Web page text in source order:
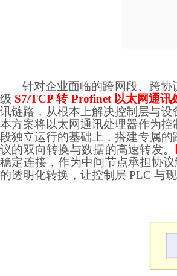
针对企业面临的跨网段、跨
级 S7/TCP 转 Profinet 以太网通讯
讯链路，从根本上解决控制层与设
本方案将以太网通讯处理器作为
段独立运行的基础上，搭建专属
议的双向转换与数据的高速转发。
稳定连接，作为中间节点承担协
的透明化转换，让控制层 PLC 与